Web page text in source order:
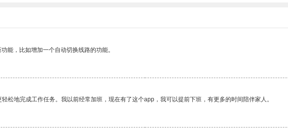
能，比如增加一个自动切换线路的功能。
松地完成工作任务。我以前经常加班，现在有了这个app，我可以提前下班，有更多的时间陪伴家人。